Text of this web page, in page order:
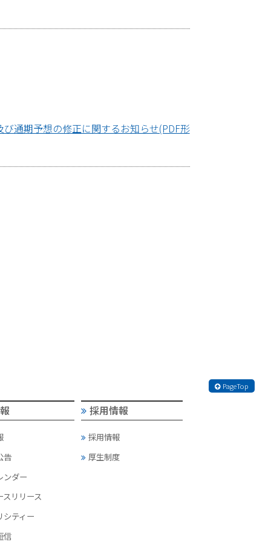
通期予想の修正に関するお知らせ(PDF形
PageTop
告
ンダー
スリリース
シティー
信
採用情報
採用情報
厚生制度